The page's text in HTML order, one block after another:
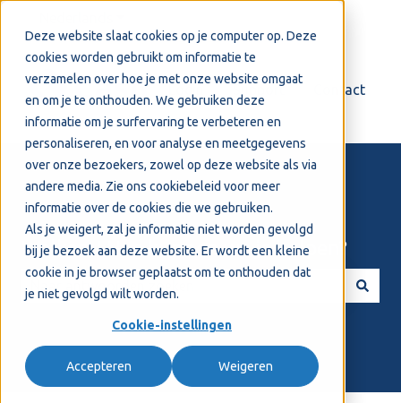
Deze website slaat cookies op je computer op. Deze
cookies worden gebruikt om informatie te
verzamelen over hoe je met onze website omgaat
en om je te onthouden. We gebruiken deze
informatie om je surfervaring te verbeteren en
personaliseren, en voor analyse en meetgegevens
over onze bezoekers, zowel op deze website als via
andere media. Zie ons cookiebeleid voor meer
informatie over de cookies die we gebruiken.
Als je weigert, zal je informatie niet worden gevolgd
bij je bezoek aan deze website. Er wordt een kleine
cookie in je browser geplaatst om te onthouden dat
je niet gevolgd wilt worden.
Cookie-instellingen
Accepteren Weigeren
Support Contact
Welkom! Hoe kunnen we je helpen?